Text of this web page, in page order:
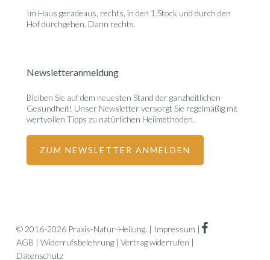
Im Haus geradeaus, rechts, in den 1.Stock und durch den
Hof durchgehen. Dann rechts.
Newsletteranmeldung
Bleiben Sie auf dem neuesten Stand der ganzheitlichen
Gesundheit! Unser Newsletter versorgt Sie regelmäßig mit
wertvollen Tipps zu natürlichen Heilmethoden.
ZUM NEWSLETTER ANMELDEN
© 2016-2026 Praxis-Natur-Heilung. | Impressum |
AGB | Widerrufsbelehrung| Vertrag widerrufen |
Datenschutz
facebook